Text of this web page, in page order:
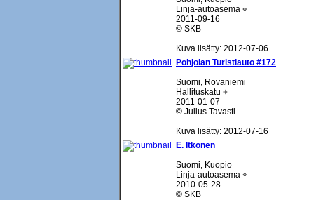
Linja-autoasema ⌖
2011-09-16
© SKB
Kuva lisätty: 2012-07-06
Pohjolan Turistiauto #172
Suomi, Rovaniemi
Hallituskatu ⌖
2011-01-07
© Julius Tavasti
Kuva lisätty: 2012-07-16
E. Itkonen
Suomi, Kuopio
Linja-autoasema ⌖
2010-05-28
© SKB